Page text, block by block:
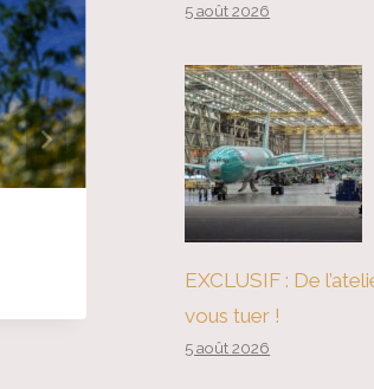
L’Inde peut-elle
économie
milieu du siècle ?
5 août 2026
EXCLUSIF : De
vous tuer !
5 août 2026